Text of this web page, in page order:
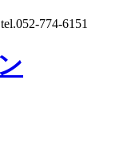
tel.052-774-6151